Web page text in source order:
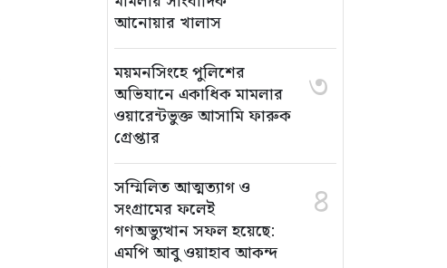
আনোয়ার খালাস
ময়মনসিংহে পুলিশের
অভিযানে একাধিক মামলার
ওয়ারেন্টভুক্ত আসামি ফারুক
গ্রেপ্তার
৩
সম্মিলিত আত্মত্যাগ ও
সংগ্রামের ফলেই
গণঅভ্যুত্থান সফল হয়েছে:
এমপি আবু ওয়াহাব আকন্দ
৪